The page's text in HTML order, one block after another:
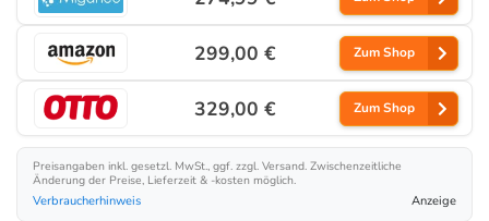
299,00 € Zum Shop
329,00 € Zum Shop
Preisangaben inkl. gesetzl. MwSt., ggf. zzgl. Versand. Zwischenzeitliche
Änderung der Preise, Lieferzeit & -kosten möglich.
Verbraucherhinweis
Anzeige